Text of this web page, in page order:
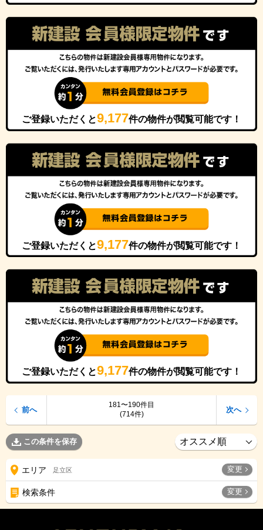
ご登録いただくと9,177件の物件が閲覧可能です！
ご登録いただくと9,177件の物件が閲覧可能です！
ご登録いただくと9,177件の物件が閲覧可能です！
181〜190件目
(714件)
前へ 次へ
この条件を保存
エリア 足立区 変更
検索条件 変更